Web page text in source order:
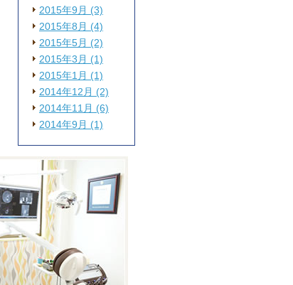
2015年9月 (3)
2015年8月 (4)
2015年5月 (2)
2015年3月 (1)
2015年1月 (1)
2014年12月 (2)
2014年11月 (6)
2014年9月 (1)